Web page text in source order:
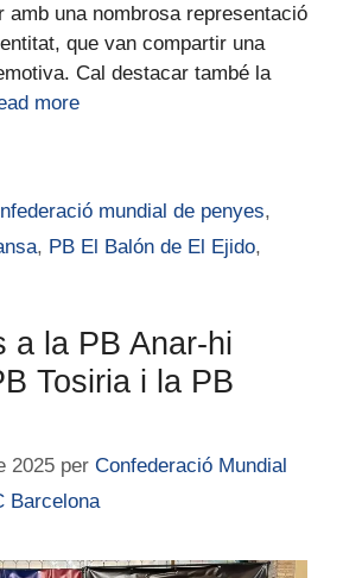
amb una nombrosa representació
que van compartir una
Cal destacar també la
more
mundial de penyes,
, PB El Balón de El Ejido,
a la PB Anar-hi
Tosiria i la PB
2025 per Confederació Mundial
Barcelona